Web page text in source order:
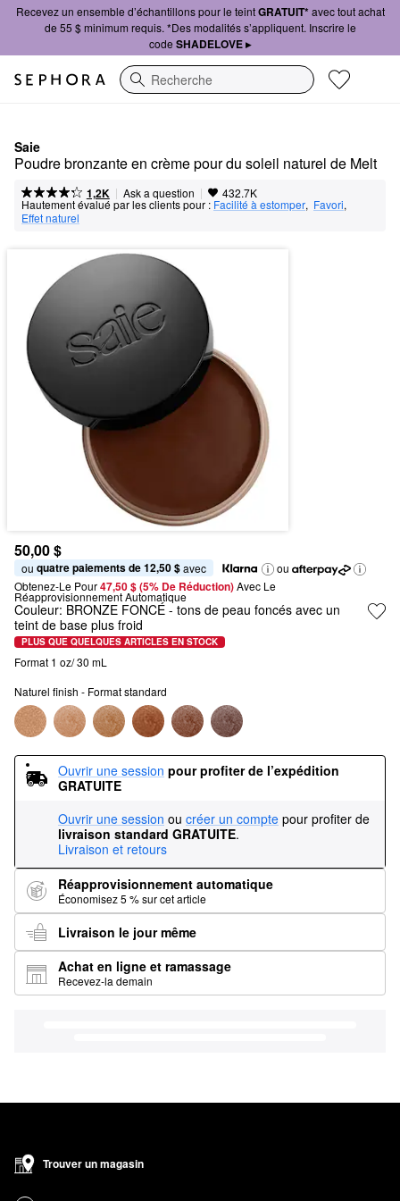
Recevez un ensemble d’échantillons pour le teintGRATUIT*avec tout achat
de 55 $ minimum requis. *Des modalités s’appliquent. Inscrire le
code SHADELOVE ▸
Recherche
Saie
Poudre bronzante en crème pour du soleil naturel de Melt
1,2K | Ask a question | 432.7K
Hautement évalué par les clients pour : Facilité à estomper, Favori,
Effet naturel
50,00 $
ou quatre paiements de 12,50 $ avec
ou
Obtenez-Le Pour47,50 $ (5% De Réduction) Avec Le
Réapprovisionnement Automatique
Couleur: BRONZE FONCÉ - tons de peau foncés avec un
teint de base plus froid
PLUS QUE QUELQUES ARTICLES EN STOCK
Format 1 oz/ 30 mL
Naturel finish - Format standard
Ouvrir une session pour profiter de l’expédition
GRATUITE
Ouvrir une session ou créer un compte pour profiter de
livraison standard GRATUITE.
Livraison et retours
Réapprovisionnement automatique
Économisez 5 % sur cet article
Livraison le jour même
Achat en ligne et ramassage
Recevez-la demain
Trouver un magasin